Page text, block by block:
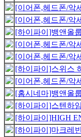
[이어폰,헤드폰/악
[이어폰,헤드폰/악
[하이파이]뱅앤올
[이어폰,헤드폰/악
[이어폰,헤드폰/악
[하이파이]스위스
[이어폰,헤드폰/악
[홈시네마]뱅앤올
[하이파이]스텐하
[하이파이]HIGH
[하이파이]마크레